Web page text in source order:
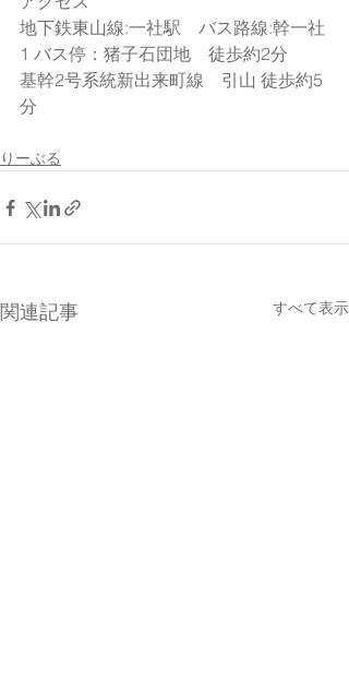
地下鉄東山線:一社駅　バス路線:幹一社
1 バス停：猪子石団地　徒歩約2分
基幹2号系統新出来町線　引山 徒歩約5
分
りーぶる
関連記事 すべて表示